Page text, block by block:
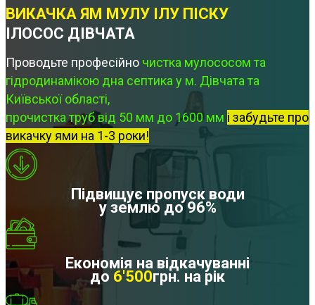
ВИКАЧКА ЯМ МУЛУ ІЛУ ПІСКУ
ІЛОСОС ДІВЧАТА
Проводьте професійно чистка мулососом та
гідродинамікою дна септика у м. Дівчата та
Київської області,
прочистка труб від 50 мм до 1600 мм і забудьте про
викачку ями на 1-3 роки!
Підвищує пропуск води
у землю до 96%
Економія на відкачуванні
до 6'500грн. на рік